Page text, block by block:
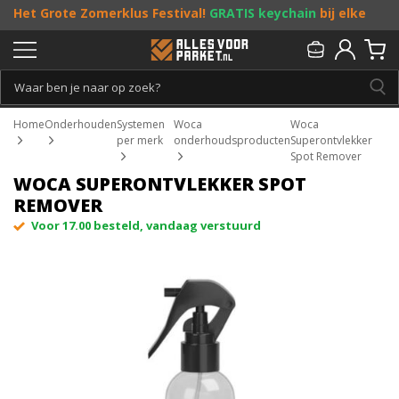
Het Grote Zomerklus Festival! GRATIS keychain bij elke
bestelling vanaf €25, entoffe acties! Doe je mee?
Persoonlijk & gratis advies:013 - 207 00 01
HomeOnderhoudenSystemen
per merk
Woca
onderhoudsproducten
Woca
Superontvlekker
Spot Remover
WOCA SUPERONTVLEKKER SPOT
REMOVER
Voor 17.00 besteld, vandaag verstuurd